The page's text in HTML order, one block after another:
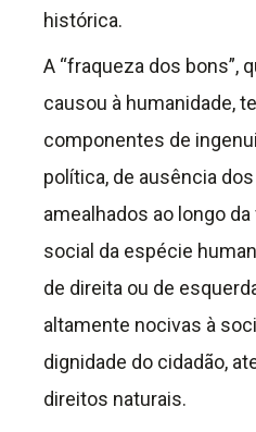
histórica.
A “fraqueza dos bons”,
causou à humanidade,
componentes de
política, de ausência
amealhados ao longo
social da espécie
de direita ou de
altamente nocivas à
dignidade do cidadão,
direitos naturais.